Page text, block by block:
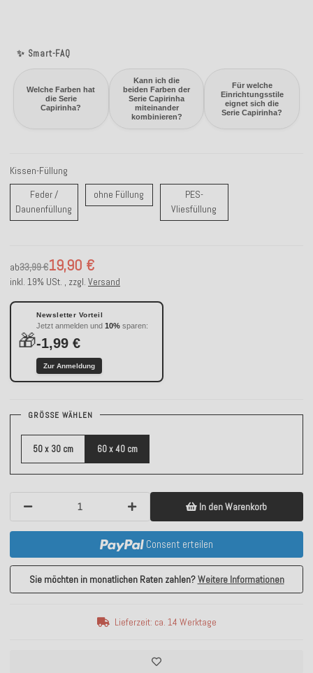
✨ Smart-FAQ
Welche Farben hat
die Serie
Capirinha?
Kann ich die
beiden Farben der
Serie Capirinha
miteinander
kombinieren?
Für welche
Einrichtungsstile
eignet sich die
Serie Capirinha?
Kissen-Füllung
Feder /
Daunenfüllung Feder / Daunenfüllung
ohne Füllung ohne FüllungPES-
Vliesfüllung
ab 19,90 €
33,99 €
inkl. 19% USt. , zzgl. Versand
🎁
Newsletter Vorteil
Jetzt anmelden und 10% sparen:
-1,99 €
Zur Anmeldung
GRÖSSE WÄHLEN
50 x 30 cm 60 x 40 cm
In den Warenkorb
Consent erteilen
Sie möchten in monatlichen Raten zahlen?Weitere Informationen
Lieferzeit: ca. 14 Werktage